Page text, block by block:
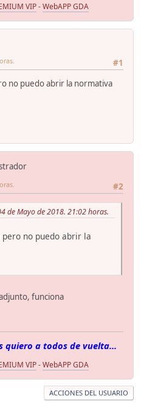
VIP-WebAPP GDA
#1
no puedo abrir la normativa
#2
de Mayo de 2018. 21:02 horas.
no puedo abrir la
funciona
quiero a todos de vuelta...
VIP-WebAPP GDA
ACCIONES DEL USUARIO